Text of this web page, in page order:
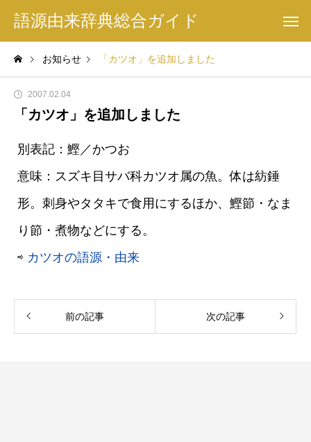
語源由来辞典総合ガイド
お知らせ 「カツオ」を追加しました
2007.02.04
「カツオ」を追加しました
別表記：鰹／かつお
意味：スズキ目サバ科カツオ属の魚。体は紡錘
形。刺身やタタキで食用にするほか、鰹節・なま
り節・煮物などにする。
⇨ カツオの語源・由来
前の記事 次の記事